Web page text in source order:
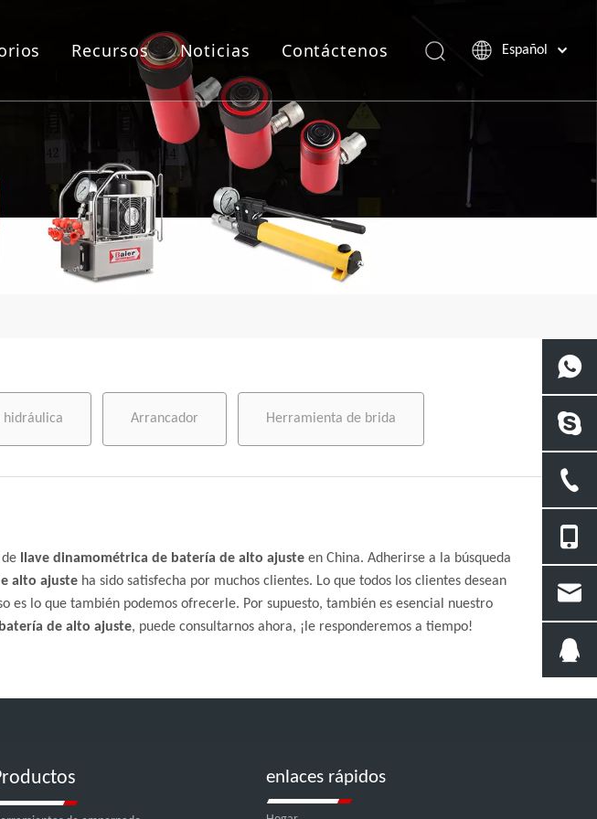
Recursos Noticias Contáctenos
Español
Pусский
hidráulica Arrancador Herramienta de brida
llave dinamométrica de batería de alto ajuste en China. Adherirse a la búsqueda
alto ajuste ha sido satisfecha por muchos clientes. Lo que todos los clientes desean
lo que también podemos ofrecerle. Por supuesto, también es esencial nuestro
de alto ajuste, puede consultarnos ahora, ¡le responderemos a tiempo!
enlaces rápidos